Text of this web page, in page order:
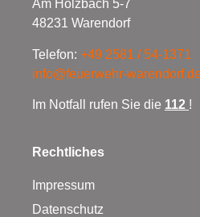
Am Holzbach 5-7
48231 Warendorf
Telefon: +49 2581 / 54-1371
info@feuerwehr-warendorf.de
Im Notfall rufen Sie die 112 !
Rechtliches
Impressum
Datenschutz